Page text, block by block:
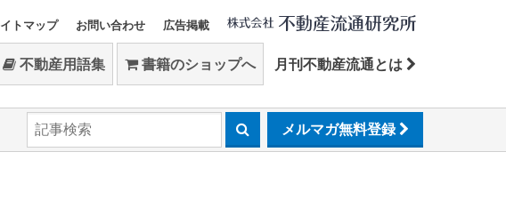
トマップ お問い合わせ 広告掲載
不動産用語集 書籍のショップへ 月刊不動産流通とは
メルマガ無料登録